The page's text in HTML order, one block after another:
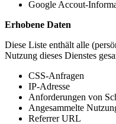
Google Accout-
Erhobene Daten
Diese Liste enthält alle
Nutzung dieses Dienstes
CSS-Anfragen
IP-Adresse
Anforderungen von
Angesammelte
Referrer URL